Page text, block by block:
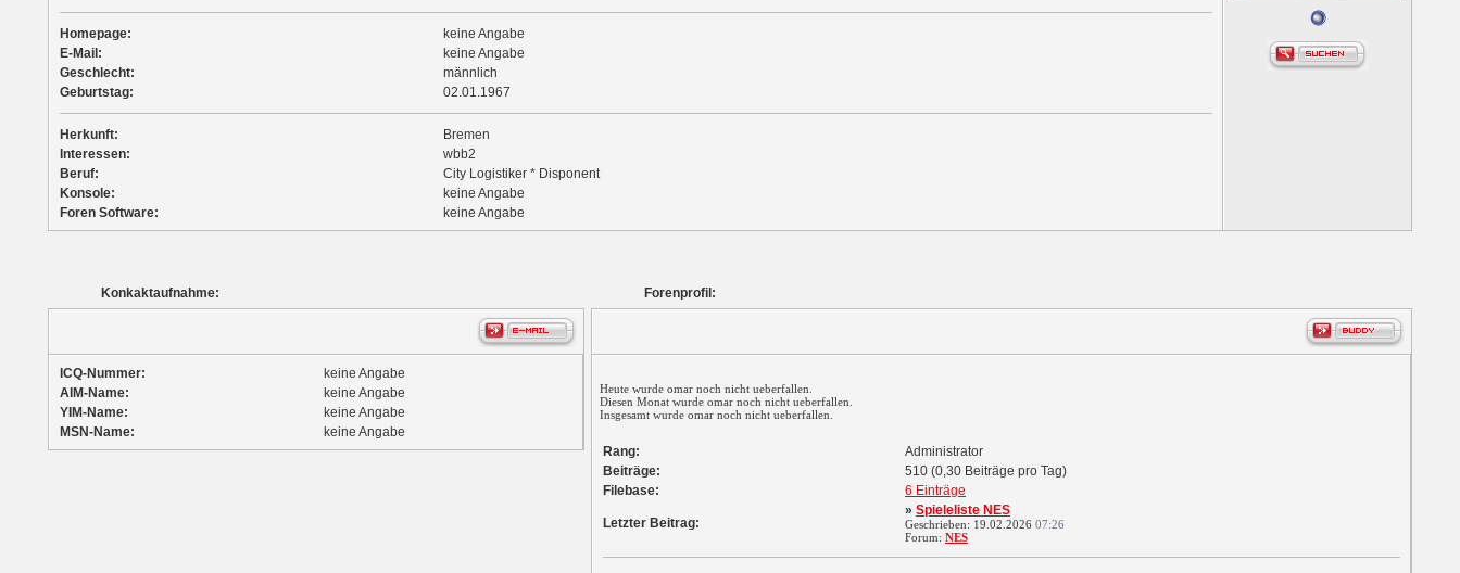
Homepage:
keine Angabe
E-Mail:
keine Angabe
Geschlecht:
männlich
Geburtstag:
02.01.1967
Herkunft:
Bremen
Interessen:
wbb2
Beruf:
City Logistiker * Disponent
Konsole:
keine Angabe
Foren Software:
keine Angabe
Konkaktaufnahme:
ICQ-Nummer:
keine Angabe
AIM-Name:
keine Angabe
YIM-Name:
keine Angabe
MSN-Name:
keine Angabe
Forenprofil:
Heute wurde omar noch nicht ueberfallen.
Diesen Monat wurde omar noch nicht ueberfallen.
Insgesamt wurde omar noch nicht ueberfallen.
Rang:
Administrator
Beiträge:
510 (0,30 Beiträge pro Tag)
Filebase:
6 Einträge
Letzter Beitrag:
» Spieleliste NES
Geschrieben: 19.02.2026 07:26
Forum: NES